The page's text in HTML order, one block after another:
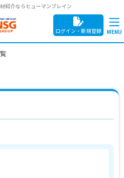
紹介ならヒューマンブレイン
ログイン・新規登録